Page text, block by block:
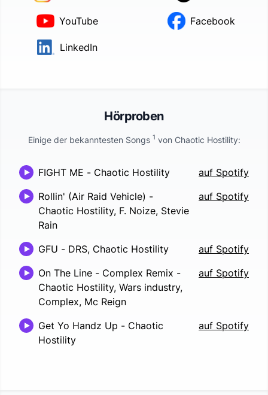
YouTube Facebook
LinkedIn
Hörproben
Einige der bekanntesten Songs 1 von Chaotic Hostility:
FIGHT ME - Chaotic Hostility
auf Spotify
Rollin' (Air Raid Vehicle) -
Chaotic Hostility, F. Noize, Stevie
Rain
auf Spotify
GFU - DRS, Chaotic Hostility
auf Spotify
On The Line - Complex Remix -
Chaotic Hostility, Wars industry,
Complex, Mc Reign
auf Spotify
Get Yo Handz Up - Chaotic
Hostility
auf Spotify